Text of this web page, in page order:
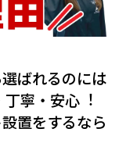
ばれるのには
寧・安⼼︕
置をするなら